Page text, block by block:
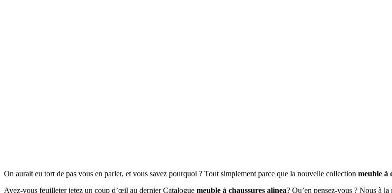
On aurait eu tort de pas vous en parler, et vous savez pourquoi ? Tout simplement parce que la nouvelle collection meuble à
Avez-vous feuilleter jetez un coup d’œil au dernier Catalogue meuble à chaussures alinea? Qu’en pensez-vous ? Nous à